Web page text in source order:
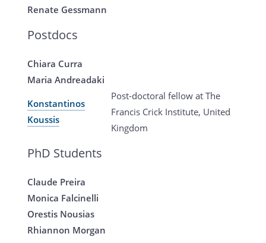
Renate Gessmann
Postdocs
Chiara Curra
Maria Andreadaki
Konstantinos
Koussis
Post-doctoral fellow at The
Francis Crick Institute, United
Kingdom
PhD Students
Claude Preira
Monica Falcinelli
Orestis Nousias
Rhiannon Morgan